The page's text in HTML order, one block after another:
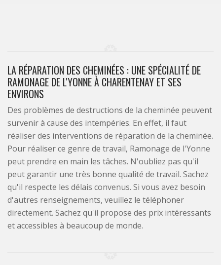
LA RÉPARATION DES CHEMINÉES : UNE SPÉCIALITÉ DE
RAMONAGE DE L'YONNE À CHARENTENAY ET SES
ENVIRONS
Des problèmes de destructions de la cheminée peuvent
survenir à cause des intempéries. En effet, il faut
réaliser des interventions de réparation de la cheminée.
Pour réaliser ce genre de travail, Ramonage de l'Yonne
peut prendre en main les tâches. N'oubliez pas qu'il
peut garantir une très bonne qualité de travail. Sachez
qu'il respecte les délais convenus. Si vous avez besoin
d'autres renseignements, veuillez le téléphoner
directement. Sachez qu'il propose des prix intéressants
et accessibles à beaucoup de monde.